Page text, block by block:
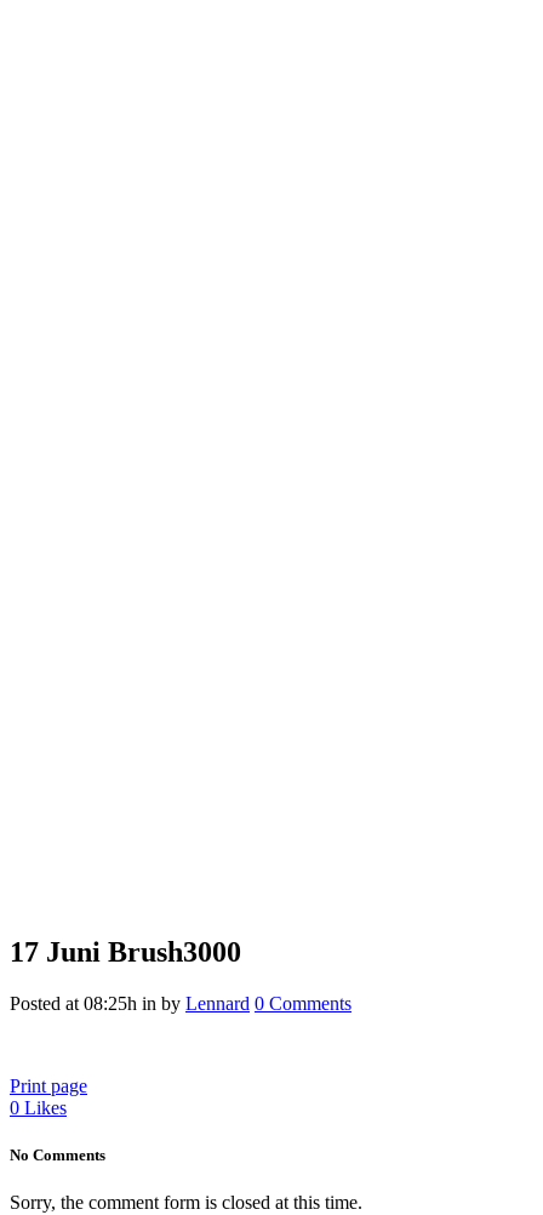
17 Juni Brush3000
Posted at 08:25h in by Lennard 0 Comments
Print page
0 Likes
No Comments
Sorry, the comment form is closed at this time.